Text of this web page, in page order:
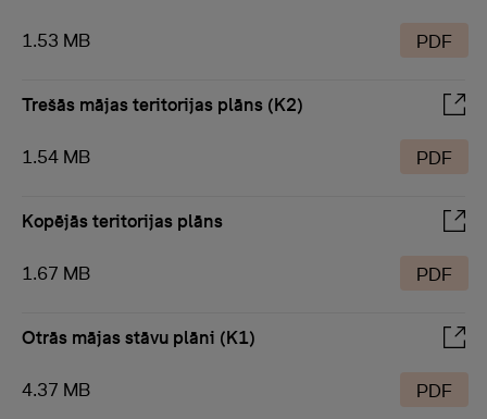
1.53 MB PDF
Trešās mājas teritorijas plāns (K2)
1.54 MB PDF
Kopējās teritorijas plāns
1.67 MB PDF
Otrās mājas stāvu plāni (K1)
4.37 MB PDF